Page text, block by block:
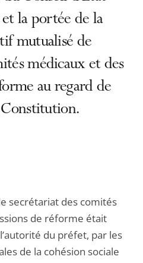
la portée de la
mutualisé de
médicaux et des
au regard de
secrétariat des comités
de réforme était
du préfet, par les
de la cohésion sociale